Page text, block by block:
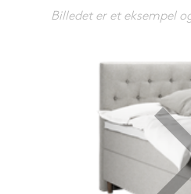
Billedet er et eksempel